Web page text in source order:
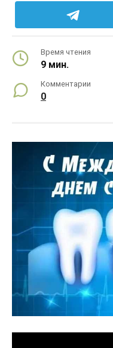
Время чтения
9 мин.
Комментарии
0